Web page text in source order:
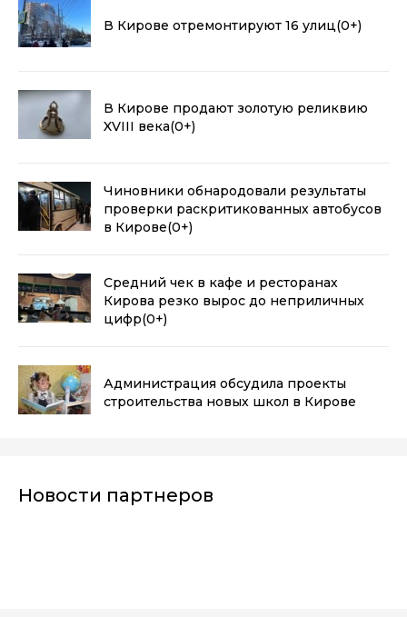
В Кирове отремонтируют 16 улиц(0+)
В Кирове продают золотую реликвию
XVIII века(0+)
Чиновники обнародовали результаты
проверки раскритикованных автобусов
в Кирове(0+)
Средний чек в кафе и ресторанах
Кирова резко вырос до неприличных
цифр(0+)
Администрация обсудила проекты
строительства новых школ в Кирове
Новости партнеров